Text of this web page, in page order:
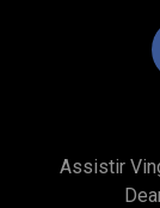
Assistir